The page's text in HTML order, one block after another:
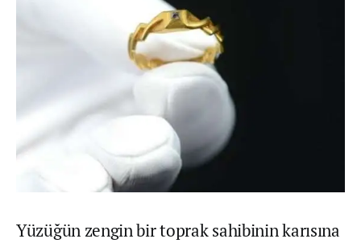
Yüzüğün zengin bir toprak sahibinin karısına